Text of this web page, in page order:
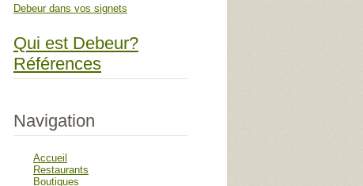
Debeur dans vos signets
Qui est Debeur?
Références
Navigation
Accueil
Restaurants
Boutiques